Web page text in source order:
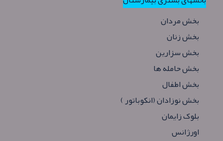
بخش مردان
بخش زنان
بخش سزارین
بخش حامله ها
بخش اطفال
بخش نوزادان (انکوباتور )
بلوک زایمان
اورژانس